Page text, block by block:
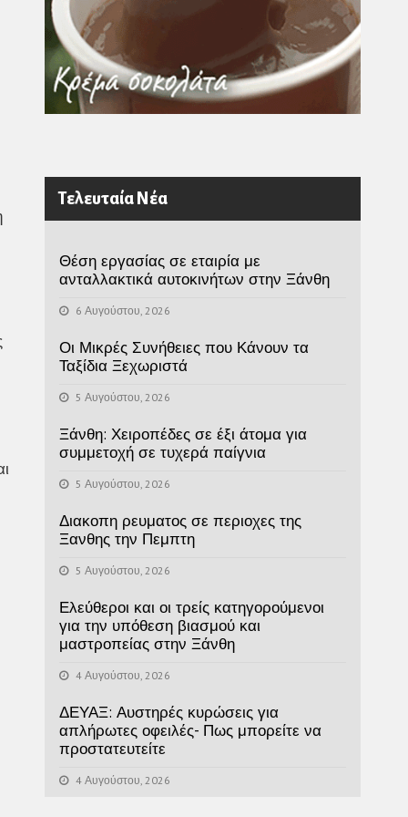
Τελευταία Νέα
Θέση εργασίας σε εταιρία με
ανταλλακτικά αυτοκινήτων στην Ξάνθη
6 Αυγούστου, 2026
Οι Μικρές Συνήθειες που Κάνουν τα
Ταξίδια Ξεχωριστά
5 Αυγούστου, 2026
Ξάνθη: Χειροπέδες σε έξι άτομα για
συμμετοχή σε τυχερά παίγνια
5 Αυγούστου, 2026
Διακοπη ρευματος σε περιοχες της
Ξανθης την Πεμπτη
5 Αυγούστου, 2026
Ελεύθεροι και οι τρείς κατηγορούμενοι
για την υπόθεση βιασμού και
μαστροπείας στην Ξάνθη
4 Αυγούστου, 2026
ΔΕΥΑΞ: Αυστηρές κυρώσεις για
απλήρωτες οφειλές- Πως μπορείτε να
προστατευτείτε
4 Αυγούστου, 2026